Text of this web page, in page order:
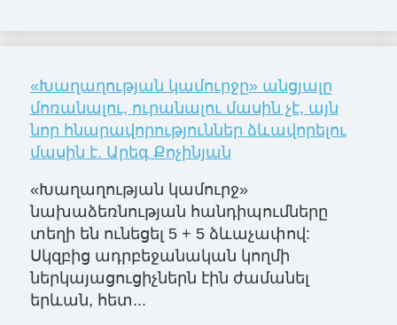
«Խաղաղության կամուրջը» անցյալը
մոռանալու, ուրանալու մասին չէ, այն
նոր հնարավորություններ ձևավորելու
մասին է. Արեգ Քոչինյան
«Խաղաղության կամուրջ»
նախաձեռնության հանդիպումները
տեղի են ունեցել 5 + 5 ձևաչափով:
Սկզբից ադրբեջանական կողմի
ներկայացուցիչներն էին ժամանել
երևան, հետ...